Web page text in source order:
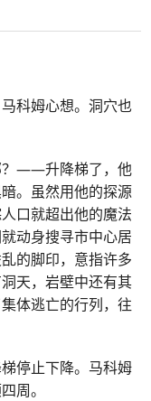
科姆心想。洞穴也
——升降梯了，他
。虽然用他的探源
口就超出他的魔法
动身搜寻市中心居
的脚印，意指许多
天，岩壁中还有其
体逃亡的行列，往
停止下降。马科姆
周。